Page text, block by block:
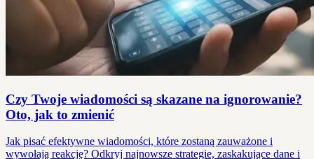
Czy Twoje wiadomości są skazane na ignorowanie?
Oto, jak to zmienić
Jak pisać efektywne wiadomości, które zostaną zauważone i
wywołają reakcję? Odkryj najnowsze strategie, zaskakujące dane i